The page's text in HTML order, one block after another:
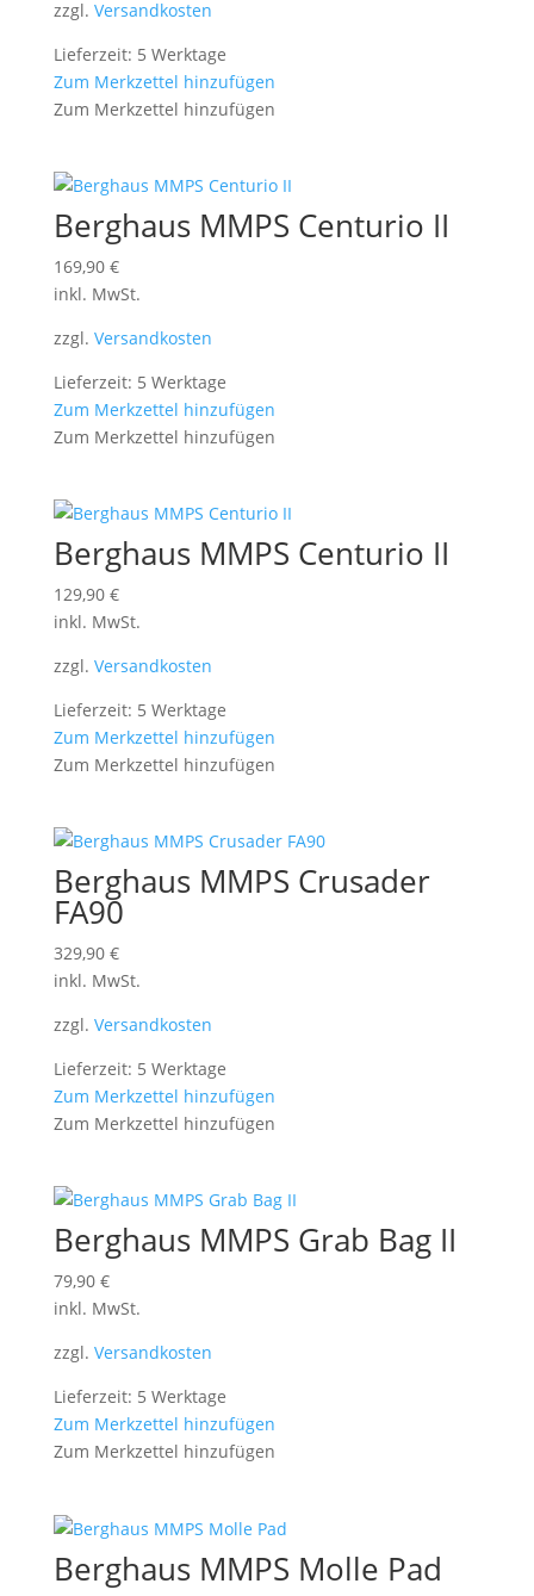
zzgl. Versandkosten
Lieferzeit: 5 Werktage
Zum Merkzettel hinzufügen
Zum Merkzettel hinzufügen
Berghaus MMPS Centurio II
169,90 €
inkl. MwSt.
zzgl. Versandkosten
Lieferzeit: 5 Werktage
Zum Merkzettel hinzufügen
Zum Merkzettel hinzufügen
Berghaus MMPS Centurio II
129,90 €
inkl. MwSt.
zzgl. Versandkosten
Lieferzeit: 5 Werktage
Zum Merkzettel hinzufügen
Zum Merkzettel hinzufügen
Berghaus MMPS Crusader
FA90
329,90 €
inkl. MwSt.
zzgl. Versandkosten
Lieferzeit: 5 Werktage
Zum Merkzettel hinzufügen
Zum Merkzettel hinzufügen
Berghaus MMPS Grab Bag II
79,90 €
inkl. MwSt.
zzgl. Versandkosten
Lieferzeit: 5 Werktage
Zum Merkzettel hinzufügen
Zum Merkzettel hinzufügen
Berghaus MMPS Molle Pad